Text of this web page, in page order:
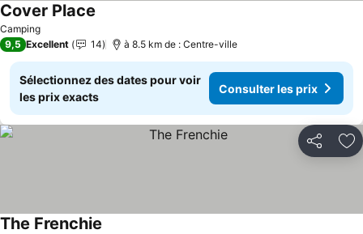
Camping
Cover Place
9,5 Excellent 14 à 8.5 km de : Centre-ville
Sélectionnez des dates pour voir
les prix exacts
Consulter les prix
Partager
The Frenchie